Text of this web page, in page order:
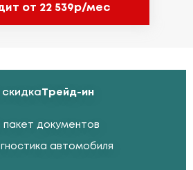
от 22 539р/мес
Трейд-ин
пакет документов
автомобиля